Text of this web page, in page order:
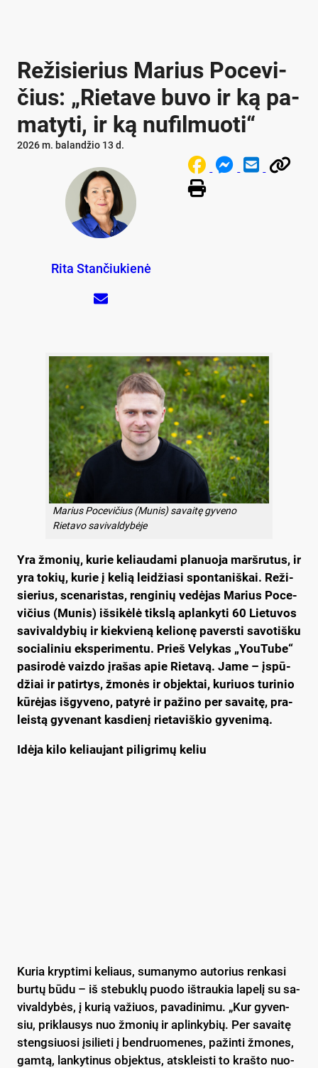
Re­ži­sie­rius Ma­rius Po­ce­vi­
čius: „Rie­ta­ve bu­vo ir ką pa­
ma­ty­ti, ir ką nu­fil­muo­ti“
2026 m. balandžio 13 d.
Rita Stančiukienė
Marius Pocevičius (Munis) savaitę gyveno
Rietavo savivaldybėje
Yra žmo­nių, ku­rie ke­liau­da­mi pla­nuo­ja marš­ru­tus, ir
yra to­kių, ku­rie į ke­lią lei­džia­si spon­ta­niš­kai. Re­ži­
sie­rius, sce­na­ris­tas, ren­gi­nių ve­dė­jas Ma­rius Po­ce­
vi­čius (Mu­nis) iš­si­kė­lė tiks­lą ap­lan­ky­ti 60 Lie­tu­vos
sa­vi­val­dy­bių ir kiek­vie­ną ke­lio­nę pa­vers­ti sa­vo­tiš­ku
so­cia­li­niu eks­pe­ri­men­tu. Prieš Ve­ly­kas „You­Tu­be“
pa­si­ro­dė vaiz­do įra­šas apie Rie­ta­vą. Ja­me – įspū­
džiai ir pa­tir­tys, žmo­nės ir ob­jek­tai, ku­riuos tu­ri­nio
kū­rė­jas iš­gy­ve­no, pa­ty­rė ir pa­ži­no per sa­vai­tę, pra­
leis­tą gy­ve­nant kas­die­nį rie­ta­viš­kio gy­ve­ni­mą.
Idė­ja ki­lo ke­liau­jant pi­lig­ri­mų ke­liu
Ku­ria kryp­ti­mi ke­liaus, su­ma­ny­mo au­to­rius ren­ka­si
bur­tų bū­du – iš ste­buk­lų puo­do iš­trau­kia la­pe­lį su sa­
vi­val­dy­bės, į ku­rią va­žiuos, pa­va­di­ni­mu. „Kur gy­ven­
siu, pri­klau­sys nuo žmo­nių ir ap­lin­ky­bių. Per sa­vai­tę
steng­siuo­si įsi­lie­ti į bend­ruo­me­nes, pa­žin­ti žmo­nes,
gam­tą, lan­ky­ti­nus ob­jek­tus, at­skleis­ti to kraš­to nuo­